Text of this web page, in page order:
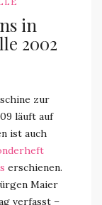
in
2002
zur
läuft auf
ist auch
erschienen.
Maier
verfasst –